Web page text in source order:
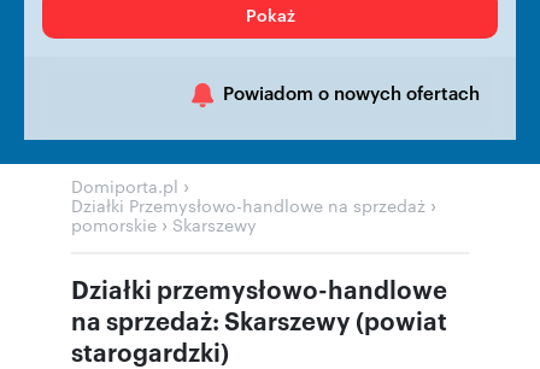
Pokaż
Powiadom o nowych ofertach
Domiporta.pl ›
Działki Przemysłowo-handlowe na sprzedaż ›
pomorskie › Skarszewy
Działki przemysłowo-handlowe
na sprzedaż: Skarszewy (powiat
starogardzki)